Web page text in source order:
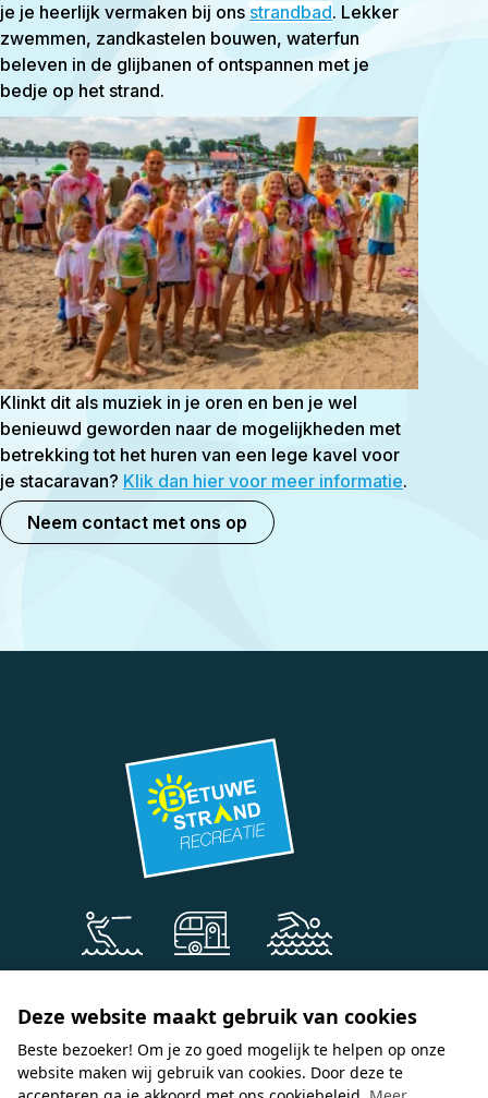
je je heerlijk vermaken bij ons strandbad. Lekker
zwemmen, zandkastelen bouwen, waterfun
beleven in de glijbanen of ontspannen met je
bedje op het strand.
Klinkt dit als muziek in je oren en ben je wel
benieuwd geworden naar de mogelijkheden met
betrekking tot het huren van een lege kavel voor
je stacaravan? Klik dan hier voor meer informatie.
Neem contact met ons op
BetuweStrand Recreatie
Deze website maakt gebruik van cookies
Beste bezoeker! Om je zo goed mogelijk te helpen op onze
website maken wij gebruik van cookies. Door deze te